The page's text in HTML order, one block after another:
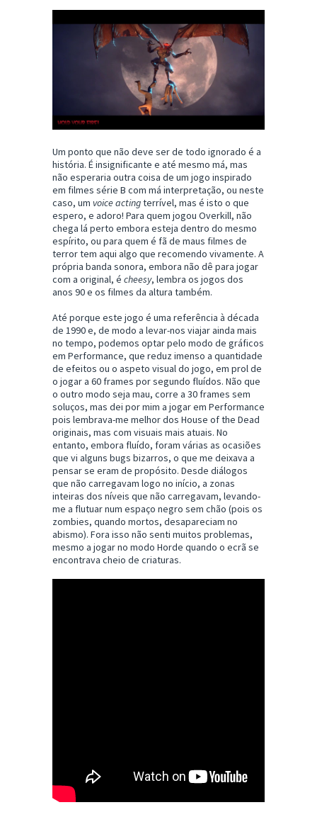
Um ponto que não deve ser de todo ignorado é a
história. É insignificante e até mesmo má, mas
não esperaria outra coisa de um jogo inspirado
em filmes série B com má interpretação, ou neste
caso, um voice actingterrível, mas é isto o que
espero, e adoro! Para quem jogou Overkill, não
chega lá perto embora esteja dentro do mesmo
espírito, ou para quem é fã de maus filmes de
terror tem aqui algo que recomendo vivamente. A
própria banda sonora, embora não dê para jogar
com a original, é cheesy, lembra os jogos dos
anos 90 e os filmes da altura também.
Até porque este jogo é uma referência à década
de 1990 e, de modo a levar-nos viajar ainda mais
no tempo, podemos optar pelo modo de gráficos
em Performance, que reduz imenso a quantidade
de efeitos ou o aspeto visual do jogo, em prol de
o jogar a 60 frames por segundo fluídos. Não que
o outro modo seja mau, corre a 30 frames sem
soluços, mas dei por mim a jogar em Performance
pois lembrava-me melhor dos House of the Dead
originais, mas com visuais mais atuais. No
entanto, embora fluído, foram várias as ocasiões
que vi alguns bugs bizarros, o que me deixava a
pensar se eram de propósito. Desde diálogos
que não carregavam logo no início, a zonas
inteiras dos níveis que não carregavam, levando-
me a flutuar num espaço negro sem chão (pois os
zombies, quando mortos, desapareciam no
abismo). Fora isso não senti muitos problemas,
mesmo a jogar no modo Horde quando o ecrã se
encontrava cheio de criaturas.